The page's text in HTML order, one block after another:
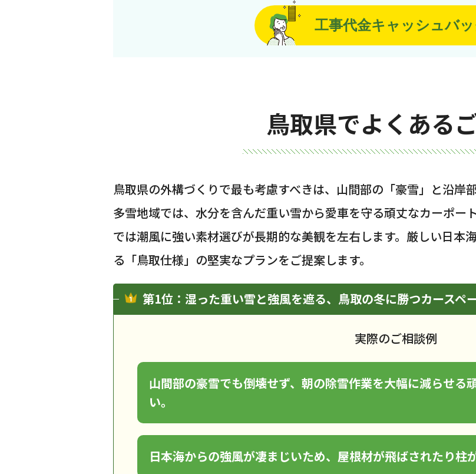
工事代金キャッシュバッ
鳥取県でよくある
鳥取県の外構づくりで最も考慮すべきは、山間部の「豪雪」と沿岸
多雪地域では、水分を含んだ重い雪から愛車を守る頑丈なカーポー
では潮風に強い素材選びが長期的な美観を左右します。厳しい日本
る「鳥取仕様」の堅実なプランをご提案します。
第1位：湿った重い雪と強風を遮る、鳥取の冬に勝つカースペ
実際のご相談例
山間部の豪雪でも倒壊せず、朝の除雪作業を大幅に減らせる
い。
日本海からの強風が凄まじいため、屋根材が飛ばされたり柱